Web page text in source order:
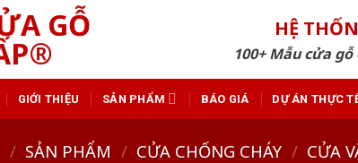
HỆ
100+ Mẫu cửa
GIỚI THIỆU SẢN PHẨM BÁO GIÁ DỰ ÁN THỰC
/ SẢN PHẨM / CỬA CHỐNG CHÁY / CỬA